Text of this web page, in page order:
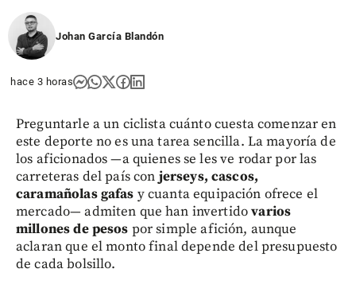
Johan García Blandón
hace 3 horas
Preguntarle a un ciclista cuánto cuesta comenzar en
este deporte no es una tarea sencilla. La mayoría de
los aficionados —a quienes se les ve rodar por las
carreteras del país con jerseys, cascos,
caramañolas gafas y cuanta equipación ofrece el
mercado— admiten que han invertidovarios
millones de pesos por simple afición, aunque
aclaran que el monto final depende del presupuesto
de cada bolsillo.